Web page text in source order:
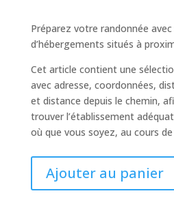
Préparez votre randonnée
d’hébergements situés à
Cet article contient une
avec adresse, coordonnées,
et distance depuis le chemin,
trouver l’établissement
où que vous soyez, au cours
GR®59
Ajouter au panier